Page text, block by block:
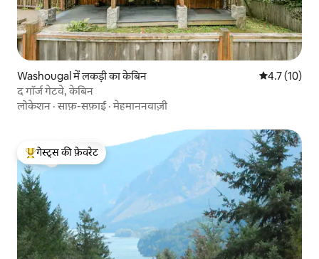
Washougal में लकड़ी का केबिन औसत रेटिंग 5
4.7 (10)
द गॉर्ज गेटवे, केबिन
लोकेशन ·साफ़-सफ़ाई·मेहमाननवाज़ी
गेस्ट्स का टॉप फ़ेवरेट
गेस्ट्स की फ़ेवरेट